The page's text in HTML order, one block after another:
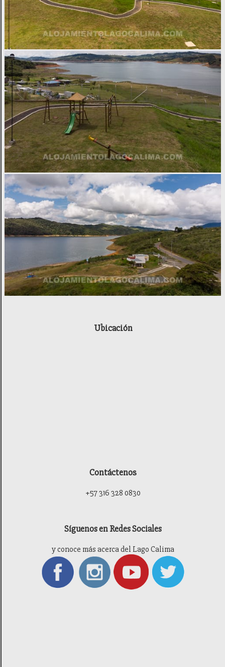
Ubicación
Contáctenos
+57 316 328 0830
Síguenos en Redes Sociales
y conoce más acerca del Lago Calima